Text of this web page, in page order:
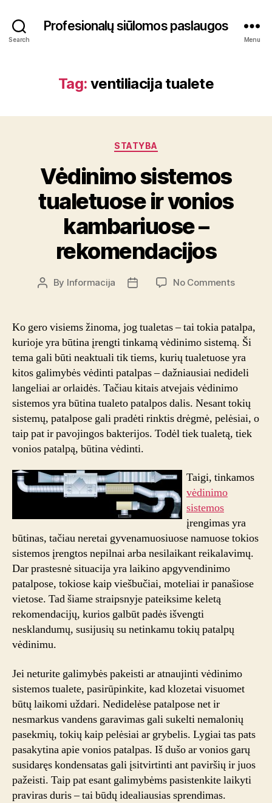
Search
Profesionalų siūlomos paslaugos
Menu
Tag: ventiliacija tualete
Categories
STATYBA
Vėdinimo sistemos
tualetuose ir vonios
kambariuose –
rekomendacijos
Post
By Informacija
Post
No Commentson
vonios
–
Ko gero visiems žinoma, jog tualetas – tai tokia patalpa,
kurioje yra būtina įrengti tinkamą vėdinimo sistemą. Ši
tema gali būti neaktuali tik tiems, kurių tualetuose yra
kitos galimybės vėdinti patalpas – dažniausiai nedideli
langeliai ar orlaidės. Tačiau kitais atvejais vėdinimo
sistemos yra būtina tualeto patalpos dalis. Nesant tokių
sistemų, patalpose gali pradėti rinktis drėgmė, pelėsiai, o
taip pat ir pavojingos bakterijos. Todėl tiek tualetą, tiek
vonios patalpą, būtina vėdinti.
Taigi, tinkamos
vėdinimo
sistemos
įrengimas yra
būtinas, tačiau neretai gyvenamuosiuose namuose tokios
sistemos įrengtos nepilnai arba nesilaikant reikalavimų.
Dar prastesnė situacija yra laikino apgyvendinimo
patalpose, tokiose kaip viešbučiai, moteliai ir panašiose
vietose. Tad šiame straipsnyje pateiksime keletą
rekomendacijų, kurios galbūt padės išvengti
nesklandumų, susijusių su netinkamu tokių patalpų
vėdinimu.
Jei neturite galimybės pakeisti ar atnaujinti vėdinimo
sistemos tualete, pasirūpinkite, kad klozetai visuomet
būtų laikomi uždari. Nedidelėse patalpose net ir
nesmarkus vandens garavimas gali sukelti nemalonių
pasekmių, tokių kaip pelėsiai ar grybelis. Lygiai tas pats
pasakytina apie vonios patalpas. Iš dušo ar vonios garų
susidaręs kondensatas gali įsitvirtinti ant paviršių ir juos
pažeisti. Taip pat esant galimybėms pasistenkite laikyti
praviras duris – tai būdų idealiausias sprendimas.